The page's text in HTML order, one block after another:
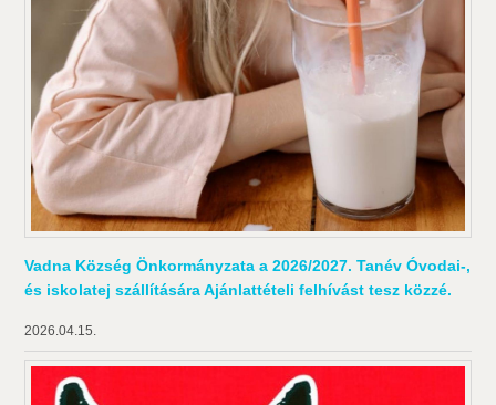
Vadna Község Önkormányzata a 2026/2027. Tanév Óvodai-,
és iskolatej szállítására Ajánlattételi felhívást tesz közzé.
2026.04.15.